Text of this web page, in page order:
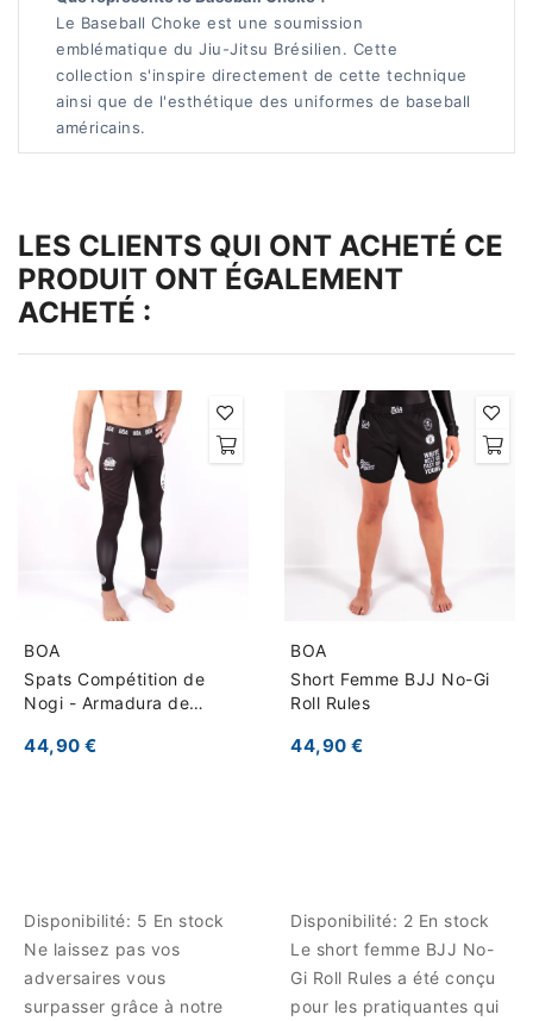
Le Baseball Choke est une soumission
emblématique du Jiu-Jitsu Brésilien. Cette
collection s'inspire directement de cette technique
ainsi que de l'esthétique des uniformes de baseball
américains.
LES CLIENTS QUI ONT ACHETÉ CE
PRODUIT ONT ÉGALEMENT
ACHETÉ :
BOA
Spats Compétition de
Nogi - Armadura de
44,90 €
Disponibilité: 5 En stock
Ne laissez pas vos
adversaires vous
surpasser grâce à notre
BOA
Short Femme BJJ No-Gi
Roll Rules
44,90 €
Disponibilité: 2 En stock
Le short femme BJJ No-
Gi Roll Rules a été conçu
pour les pratiquantes qui